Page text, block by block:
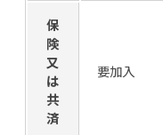
保
険
又
は
共
済
要加入